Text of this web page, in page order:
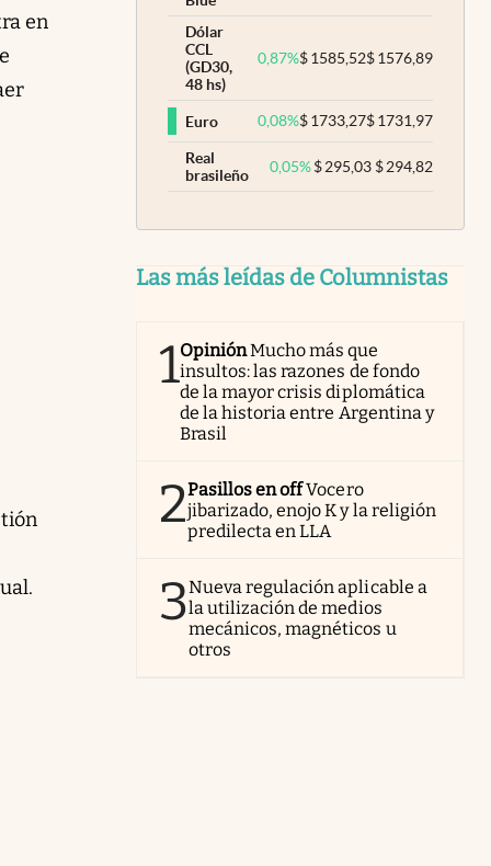
en
Dólar
CCL
(GD30,
48 hs)
0,87%$1585,52$1576,89
Euro 0,08%$1733,27$1731,97
Real
brasileño
0,05% $295,03 $294,82
Las más leídas de Columnistas
1OpiniónMucho más que
insultos: las razones de fondo
de la mayor crisis diplomática
de la historia entre Argentina y
Brasil
2Pasillos en offVocero
jibarizado, enojo K y la religión
predilecta en LLA
3Nueva regulación aplicable a
la utilización de medios
mecánicos, magnéticos u
otros